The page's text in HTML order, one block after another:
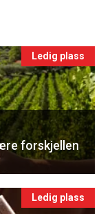
Ledig plass
forskjellen
Ledig plass